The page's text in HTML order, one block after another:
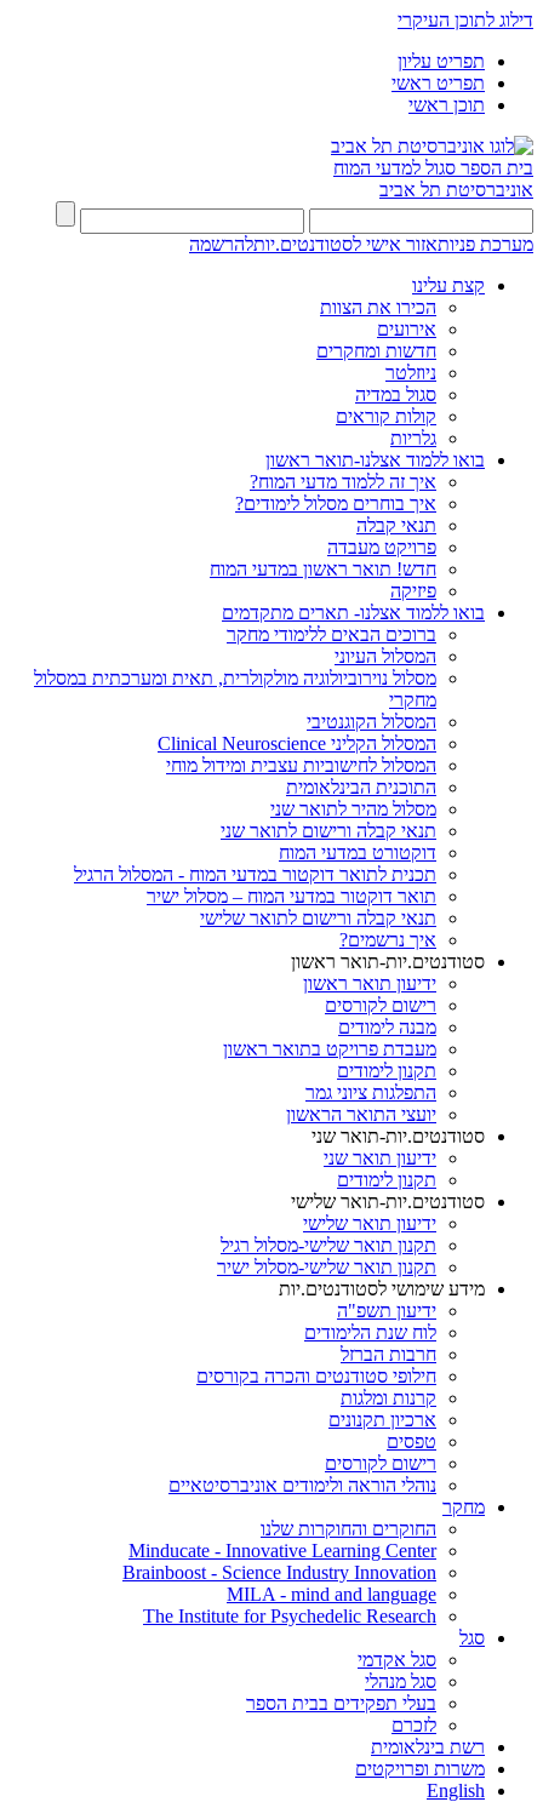
דילוג לתוכן העיקרי
תפריט עליון
תפריט ראשי
תוכן ראשי
בית הספר סגול למדעי המוח
אוניברסיטת תל אביב
מערכת פניותאזור אישי לסטודנטים.יותלהרשמה
קצת עלינו
הכירו את הצוות
אירועים
חדשות ומחקרים
ניוזלטר
סגול במדיה
קולות קוראים
גלריות
בואו ללמוד אצלנו-תואר ראשון
איך זה ללמוד מדעי המוח?
איך בוחרים מסלול לימודים?
תנאי קבלה
פרויקט מעבדה
חדש! תואר ראשון במדעי המוח
פיזיקה
בואו ללמוד אצלנו- תארים מתקדמים
ברוכים הבאים ללימודי מחקר
המסלול העיוני
מסלול נוירוביולוגיה מולקולרית, תאית ומערכתית במסלול
מחקרי
המסלול הקוגנטיבי
המסלול הקליני Clinical Neuroscience
המסלול לחישוביות עצבית ומידול מוחי
התוכנית הבינלאומית
מסלול מהיר לתואר שני
תנאי קבלה ורישום לתואר שני
דוקטורט במדעי המוח
תכנית לתואר דוקטור במדעי המוח - המסלול הרגיל
תואר דוקטור במדעי המוח – מסלול ישיר
תנאי קבלה ורישום לתואר שלישי
איך נרשמים?
סטודנטים.יות-תואר ראשון
ידיעון תואר ראשון
רישום לקורסים
מבנה לימודים
מעבדת פרויקט בתואר ראשון
תקנון לימודים
התפלגות ציוני גמר
יועצי התואר הראשון
סטודנטים.יות-תואר שני
ידיעון תואר שני
תקנון לימודים
סטודנטים.יות-תואר שלישי
ידיעון תואר שלישי
תקנון תואר שלישי-מסלול רגיל
תקנון תואר שלישי-מסלול ישיר
מידע שימושי לסטודנטים.יות
ידיעון תשפ"ה
לוח שנת הלימודים
חרבות הברזל
חילופי סטודנטים והכרה בקורסים
קרנות ומלגות
ארכיון תקנונים
טפסים
רישום לקורסים
נוהלי הוראה ולימודים אוניברסיטאיים
מחקר
החוקרים והחוקרות שלנו
Minducate - Innovative Learning Center
Brainboost - Science Industry Innovation
MILA - mind and language
The Institute for Psychedelic Research
סגל
סגל אקדמי
סגל מנהלי
בעלי תפקידים בבית הספר
לזכרם
רשת בינלאומית
משרות ופרויקטים
English